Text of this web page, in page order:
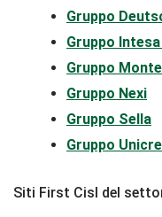
Gruppo
Gruppo
Gruppo
Gruppo Nexi
Gruppo Sella
Gruppo
Siti First Cisl del